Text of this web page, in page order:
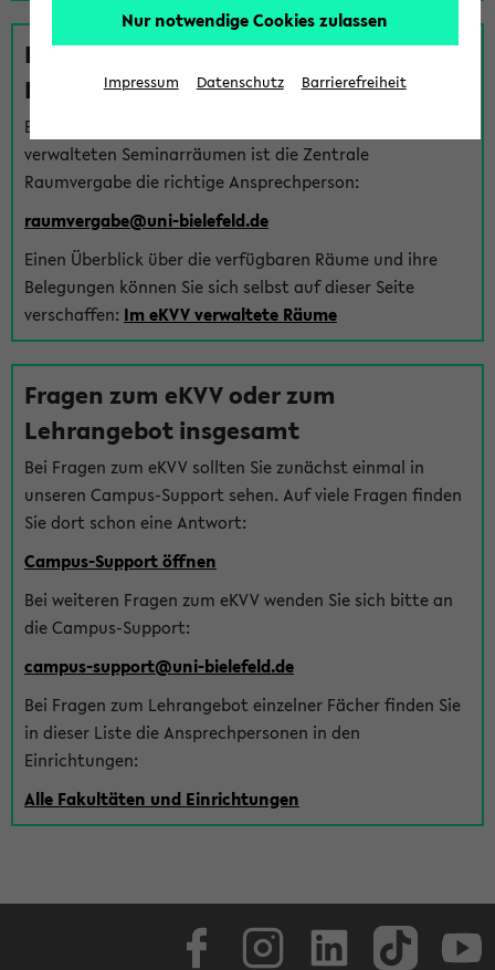
Fragen zu im eKVV verwalteten
Räumen
Bei Fragen zur Vergabe von Hörsälen und vom eKVV
verwalteten Seminarräumen ist die Zentrale
Raumvergabe die richtige Ansprechperson:
raumvergabe@uni-bielefeld.de
Einen Überblick über die verfügbaren Räume und ihre
Belegungen können Sie sich selbst auf dieser Seite
verschaffen: Im eKVV verwaltete Räume
Fragen zum eKVV oder zum
Lehrangebot insgesamt
Bei Fragen zum eKVV sollten Sie zunächst einmal in
unseren Campus-Support sehen. Auf viele Fragen finden
Sie dort schon eine Antwort:
Campus-Support öffnen
Bei weiteren Fragen zum eKVV wenden Sie sich bitte an
die Campus-Support:
campus-support@uni-bielefeld.de
Bei Fragen zum Lehrangebot einzelner Fächer finden Sie
in dieser Liste die Ansprechpersonen in den
Einrichtungen:
Alle Fakultäten und Einrichtungen
Nur notwendige Cookies zulassen
Impressum Datenschutz Barrierefreiheit